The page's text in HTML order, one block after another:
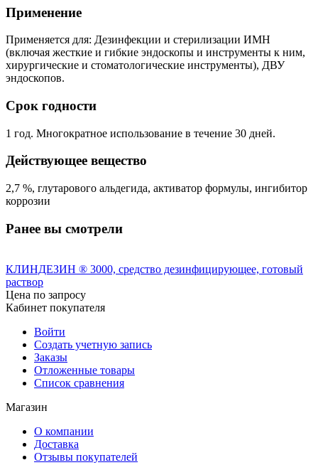
Применение
Применяется для: Дезинфекции и стерилизации ИМН
(включая жесткие и гибкие эндоскопы и инструменты к ним,
хирургические и стоматологические инструменты), ДВУ
эндоскопов.
Срок годности
1 год. Многократное использование в течение 30 дней.
Действующее вещество
2,7 %, глутарового альдегида, активатор формулы, ингибитор
коррозии
Ранее вы смотрели
КЛИНДЕЗИН ® 3000, средство дезинфицирующее, готовый
раствор
Цена по запросу
Кабинет покупателя
Войти
Создать учетную запись
Заказы
Отложенные товары
Список сравнения
Магазин
О компании
Доставка
Отзывы покупателей